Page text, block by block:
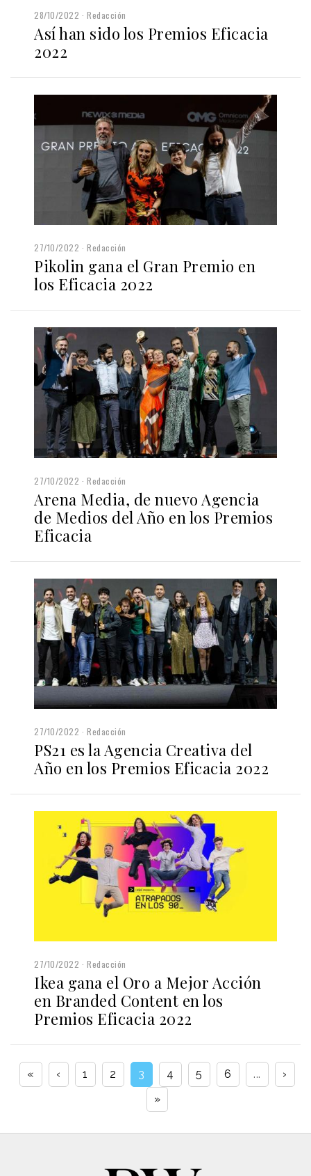
28/10/2022 Redacción
Así han sido los Premios Eficacia
2022
27/10/2022 Redacción
Pikolin gana el Gran Premio en
los Eficacia 2022
27/10/2022 Redacción
Arena Media, de nuevo Agencia
de Medios del Año en los Premios
Eficacia
27/10/2022 Redacción
PS21 es la Agencia Creativa del
Año en los Premios Eficacia 2022
27/10/2022 Redacción
Ikea gana el Oro a Mejor Acción
en Branded Content en los
Premios Eficacia 2022
« ‹ 1 2 3 4 5 6 ...
›
»